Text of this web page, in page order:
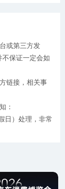
或第三方发
保证一定会如
链接，相关事
：
日）处理，非常